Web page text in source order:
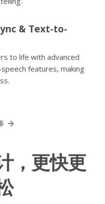
& Text-to-
to life with advanced
features, making
，更快更